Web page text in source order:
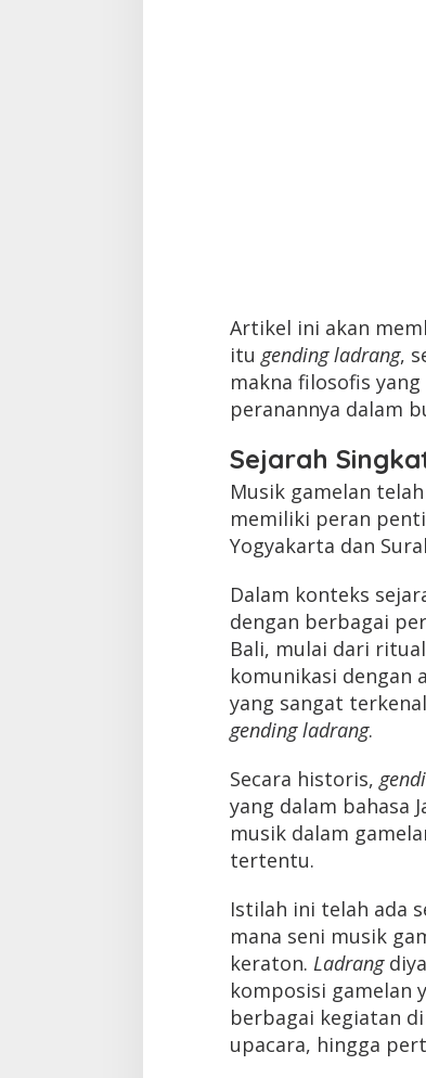
Artikel ini akan
itu gending ladrang,
makna filosofis
peranannya dalam
Sejarah
Musik gamelan
memiliki peran
Yogyakarta dan
Dalam konteks
dengan berbagai
Bali, mulai dari
komunikasi dengan
yang sangat
gending ladrang.
Secara historis,
yang dalam bahasa
musik dalam
tertentu.
Istilah ini telah ada
mana seni musik
keraton. Ladrang
komposisi gamelan
berbagai kegiatan
upacara, hingga